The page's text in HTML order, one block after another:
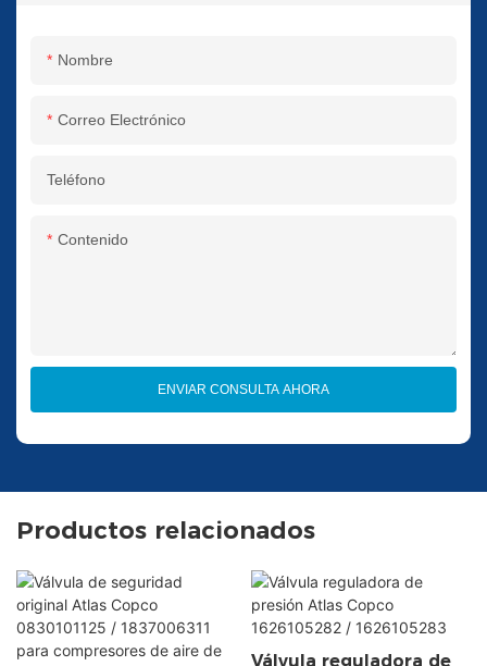
Nombre
Correo Electrónico
Teléfono
Contenido
ENVIAR CONSULTA AHORA
Productos relacionados
Válvula reguladora de